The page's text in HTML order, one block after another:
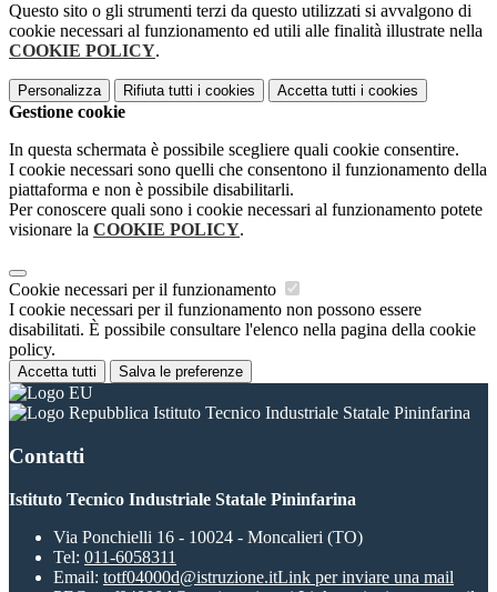
Questo sito o gli strumenti terzi da questo utilizzati si avvalgono di
cookie necessari al funzionamento ed utili alle finalità illustrate nella
COOKIE POLICY.
Personalizza Rifiuta tutti i cookies Accetta tutti i cookies
Gestione cookie
In questa schermata è possibile scegliere quali cookie consentire.
I cookie necessari sono quelli che consentono il funzionamento della
piattaforma e non è possibile disabilitarli.
Per conoscere quali sono i cookie necessari al funzionamento potete
visionare la COOKIE POLICY.
Cookie necessari per il funzionamento
I cookie necessari per il funzionamento non possono essere
disabilitati. È possibile consultare l'elenco nella pagina della cookie
policy.
Accetta tutti Salva le preferenze
Istituto Tecnico Industriale Statale Pininfarina
Contatti
Istituto Tecnico Industriale Statale Pininfarina
Via Ponchielli 16 - 10024 - Moncalieri (TO)
Tel: 011-6058311
Email: totf04000d@istruzione.itLink per inviare una mail